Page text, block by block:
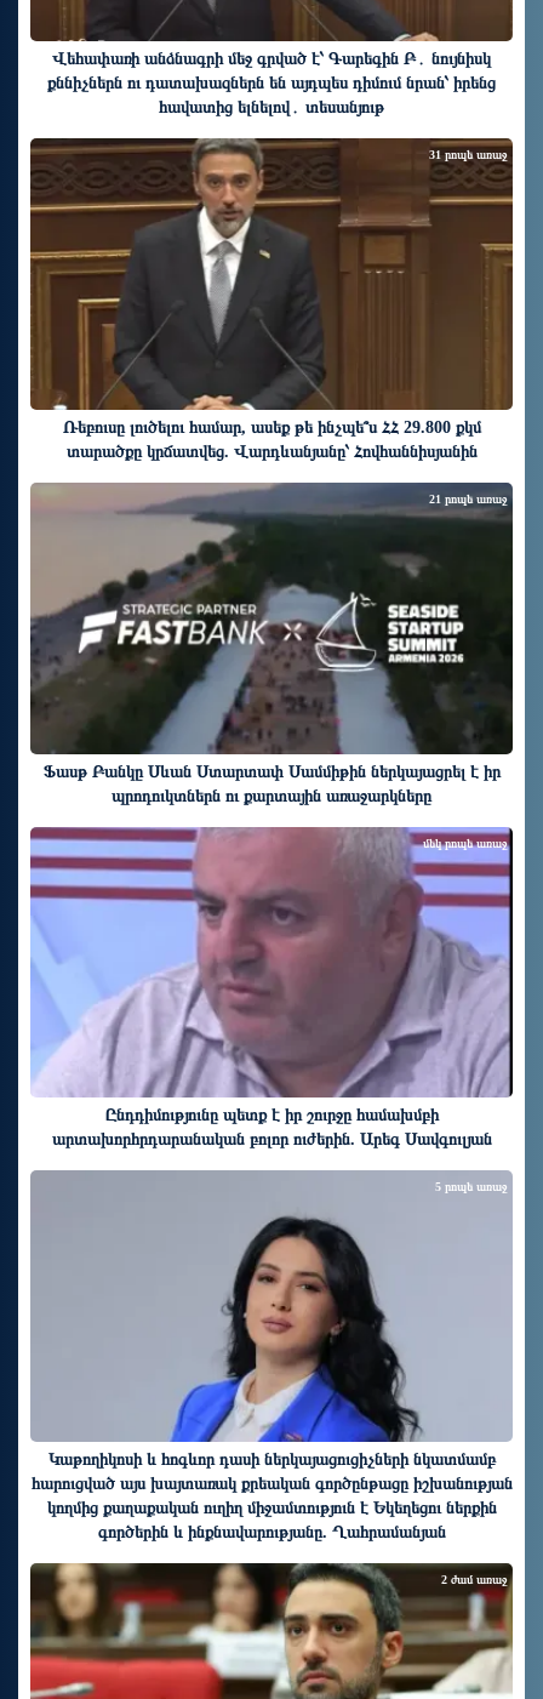
Վեհափառի անձնագրի մեջ գրված է՝ Գարեգին Բ․ նույնիսկ
քննիչներն ու դատախազներն են այդպես դիմում նրան՝ իրենց
հավատից ելնելով․ տեսանյութ
Ռեբուսը լուծելու համար, ասեք թե ինչպե՞ս ՀՀ 29.800 քկմ
տարածքը կրճատվեց. Վարդևանյանը՝ Հովհաննիսյանին
31 րոպե առաջ
Ֆասթ Բանկը Սևան Ստարտափ Սամմիթին ներկայացրել է իր
պրոդուկտներն ու քարտային առաջարկները
21 րոպե առաջ
Ընդդիմությունը պետք է իր շուրջը համախմբի
արտախորհրդարանական բոլոր ուժերին. Արեգ Սավգուլյան
մեկ րոպե առաջ
Կաթողիկոսի և հոգևոր դասի ներկայացուցիչների նկատմամբ
հարուցված այս խայտառակ քրեական գործընթացը իշխանության
կողմից քաղաքական ուղիղ միջամտություն է Եկեղեցու ներքին
գործերին և ինքնավարությանը. Ղահրամանյան
5 րոպե առաջ
2 ժամ առաջ